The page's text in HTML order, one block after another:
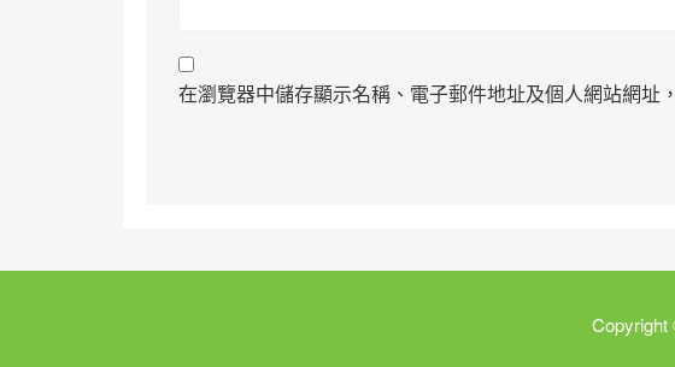
在瀏覽器中儲存顯示名稱、電子郵件地址及個人網站網址
Copyright